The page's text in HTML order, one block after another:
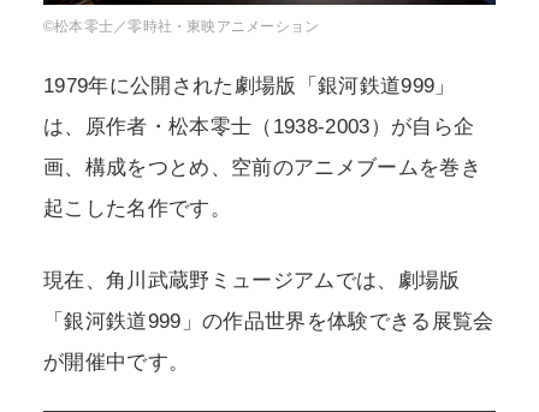
©松本零士／零時社・東映アニメーション
1979年に公開された劇場版「銀河鉄道999」
は、原作者・松本零士（1938-2003）が自ら企
画、構成をつとめ、空前のアニメブームを巻き
起こした名作です。
現在、角川武蔵野ミュージアムでは、劇場版
「銀河鉄道999」の作品世界を体験できる展覧会
が開催中です。